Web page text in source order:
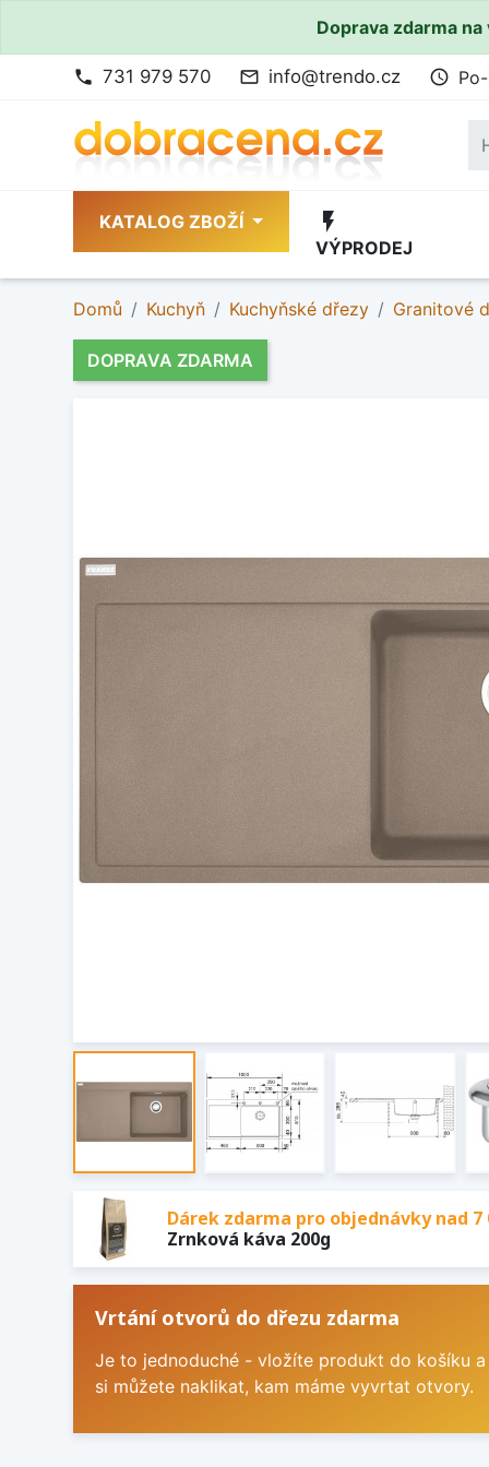
Doprava zdarma
phone 731 979 570 mail_outline info@trendo.cz access_time
KATALOG ZBOŽÍ flash_on
VÝPRODEJ
Domů Kuchyň Kuchyňské dřezy Granitové
DOPRAVA ZDARMA
Dárek zdarma pro objednávky nad 7
Zrnková káva 200g
Vrtání otvorů do dřezu zdarma
Je to jednoduché - vložíte produkt do košíku
si můžete naklikat, kam máme vyvrtat otvory.